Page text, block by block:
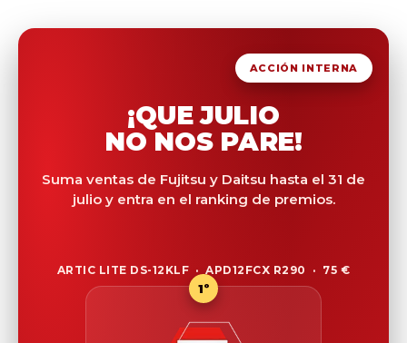
ACCIÓN INTERNA
¡QUE JULIO
NO NOS PARE!
Suma ventas de Fujitsu y Daitsu hasta el 31 de
julio y entra en el ranking de premios.
ARTIC LITE DS-12KLF · APD12FCX R290 · 75 €
1º